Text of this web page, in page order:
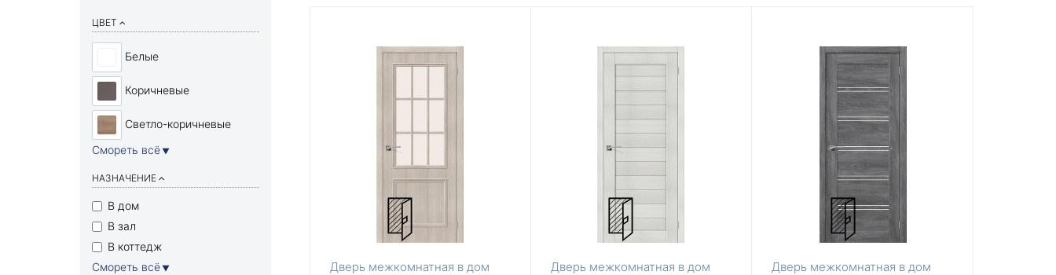
ЦВЕТ
Белые
Коричневые
Светло-коричневые
Смореть всё▼
НАЗНАЧЕНИЕ
В дом
В зал
В коттедж
Смореть всё▼
Дверь межкомнатная в дом
Дверь межкомнатная в дом
Дверь межкомнатная в дом